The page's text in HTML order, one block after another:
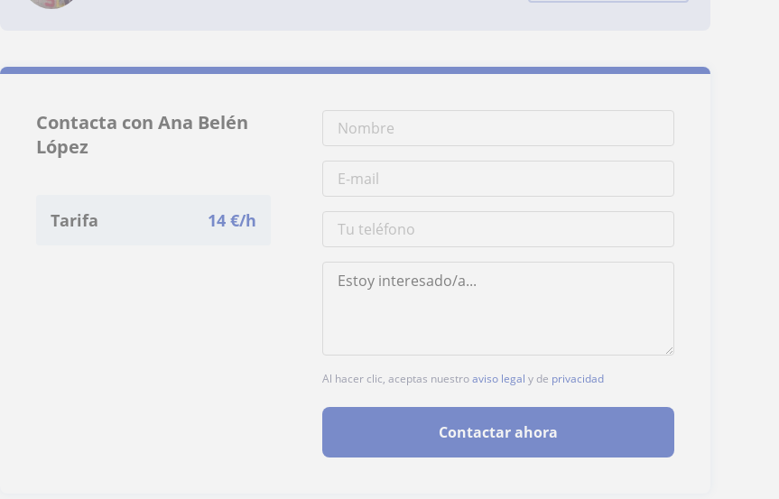
Contacta con Ana Belén
López
Tarifa 14 €/h
Al hacer clic, aceptas nuestroaviso legal y de privacidad
Contactar ahora